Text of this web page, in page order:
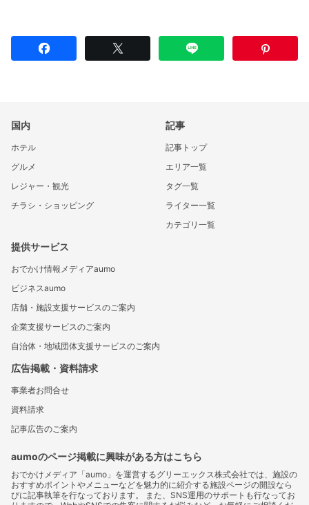
国内
ホテル
グルメ
レジャー・観光
チラシ・ショッピング
記事
記事トップ
エリア一覧
タグ一覧
ライター一覧
カテゴリ一覧
提供サービス
おでかけ情報メディアaumo
ビジネスaumo
店舗・施設支援サービスのご案内
企業支援サービスのご案内
自治体・地域団体支援サービスのご案内
広告掲載・資料請求
事業者お問合せ
資料請求
記事広告のご案内
aumoのページ掲載に興味がある方はこちら
おでかけメディア「aumo」を運営するグリーエックス株式会社では、施設の
おすすめポイントやメニューなどを魅力的に紹介する施設ページの開設なら
びに記事執筆を行なっております。 また、SNS運用のサポートも行なってお